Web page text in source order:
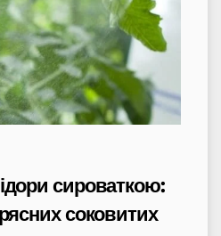
сироваткою:
соковитих